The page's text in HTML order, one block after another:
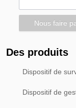
Nous faire
Des produits
Dispositif de
Dispositif de